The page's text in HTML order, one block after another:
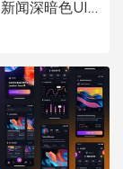
闻深暗色UI